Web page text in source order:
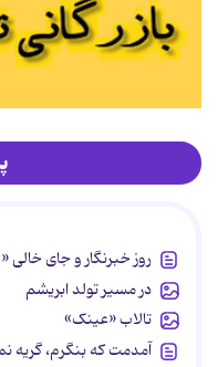
روز خبرنگار و جای
در مسیر تولد ابریشم
تالاب «عینک»
آمدمت که بنگرم، گریه